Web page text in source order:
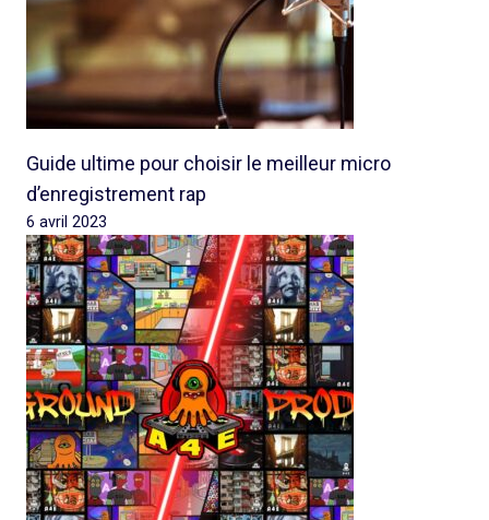
Guide ultime pour choisir le meilleur micro
d’enregistrement rap
6 avril 2023